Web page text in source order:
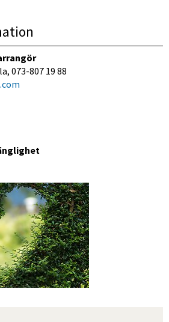
073-807 19 88
Förstora bilden